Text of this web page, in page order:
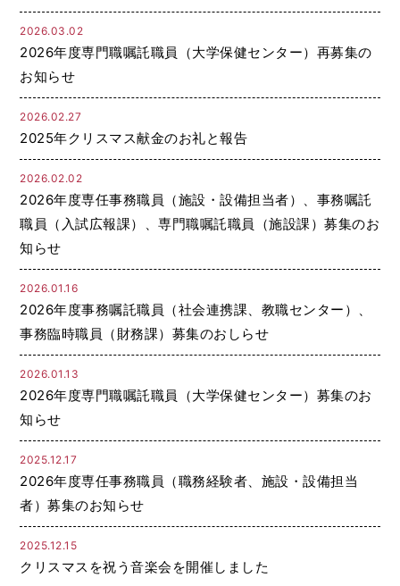
2026.03.02
2026年度専門職嘱託職員（大学保健センター）再募集の
お知らせ
2026.02.27
2025年クリスマス献金のお礼と報告
2026.02.02
2026年度専任事務職員（施設・設備担当者）、事務嘱託
職員（入試広報課）、専門職嘱託職員（施設課）募集のお
知らせ
2026.01.16
2026年度事務嘱託職員（社会連携課、教職センター）、
事務臨時職員（財務課）募集のおしらせ
2026.01.13
2026年度専門職嘱託職員（大学保健センター）募集のお
知らせ
2025.12.17
2026年度専任事務職員（職務経験者、施設・設備担当
者）募集のお知らせ
2025.12.15
クリスマスを祝う音楽会を開催しました